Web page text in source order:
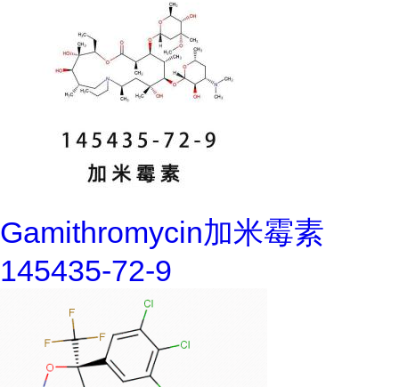
Gamithromycin加米霉素
145435-72-9